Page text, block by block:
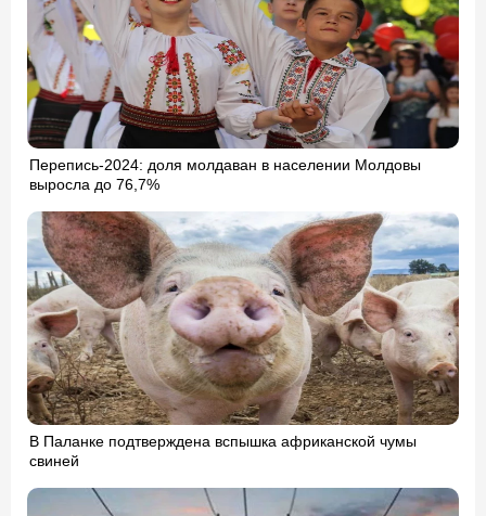
Перепись-2024: доля молдаван в населении Молдовы
выросла до 76,7%
В Паланке подтверждена вспышка африканской чумы
свиней